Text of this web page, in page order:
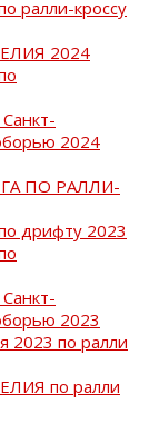
ралли-кроссу
2024
2024
ПО РАЛЛИ-
дрифту 2023
2023
2023 по ралли
по ралли